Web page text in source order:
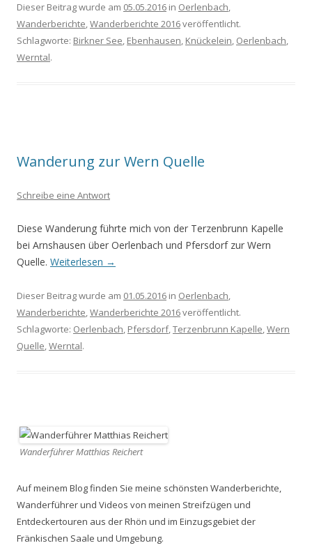
Dieser Beitrag wurde am 05.05.2016 in Oerlenbach,
Wanderberichte,Wanderberichte 2016veröffentlicht.
Schlagworte: Birkner See, Ebenhausen, Knückelein, Oerlenbach,
Werntal.
Wanderung zur Wern Quelle
Schreibe eine Antwort
Diese Wanderung führte mich von der Terzenbrunn Kapelle
bei Arnshausen über Oerlenbach und Pfersdorf zur Wern
Quelle. Weiterlesen →
Dieser Beitrag wurde am 01.05.2016 in Oerlenbach,
Wanderberichte,Wanderberichte 2016veröffentlicht.
Schlagworte: Oerlenbach, Pfersdorf,Terzenbrunn Kapelle,Wern
Quelle,Werntal.
Wanderführer Matthias Reichert
Auf meinem Blog finden Sie meine schönsten Wanderberichte,
Wanderführer und Videos von meinen Streifzügen und
Entdeckertouren aus der Rhön und im Einzugsgebiet der
Fränkischen Saale und Umgebung.